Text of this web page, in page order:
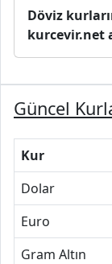
Döviz
kurcevir.net
Güncel
Kur
Dolar
Euro
Gram Altın